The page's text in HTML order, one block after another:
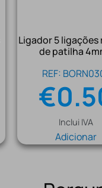
Ligador 5 ligações
de patilha
REF:
€
Inclui IVA
Adicionar